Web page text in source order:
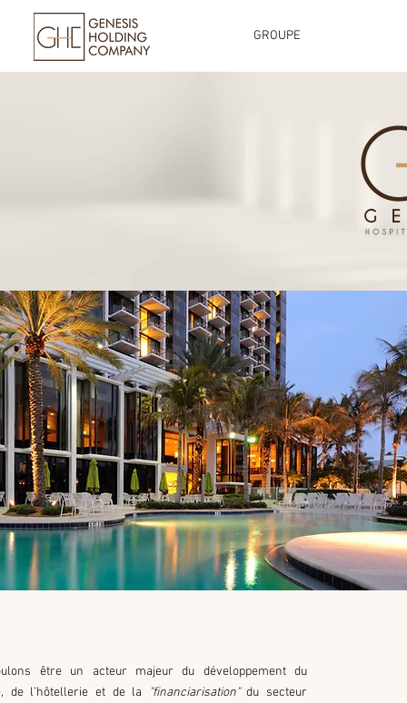
GROUPE
être un acteur majeur du développement du
de l’hôtellerie et de la
"financiarisation"du secteur